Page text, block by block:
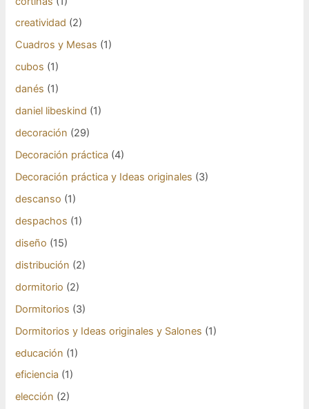
creatividad (2)
Cuadros y Mesas (1)
cubos (1)
danés (1)
daniel libeskind (1)
decoración (29)
Decoración práctica (4)
Decoración práctica y Ideas originales (3)
descanso (1)
despachos (1)
diseño (15)
distribución (2)
dormitorio (2)
Dormitorios (3)
Dormitorios y Ideas originales y Salones (1)
educación (1)
eficiencia (1)
elección (2)